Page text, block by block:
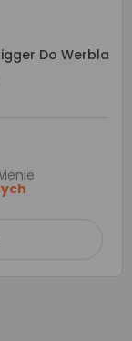
Do Werbla